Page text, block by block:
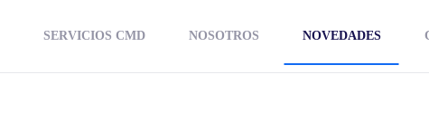
SERVICIOS CMD NOSOTROS NOVEDADES